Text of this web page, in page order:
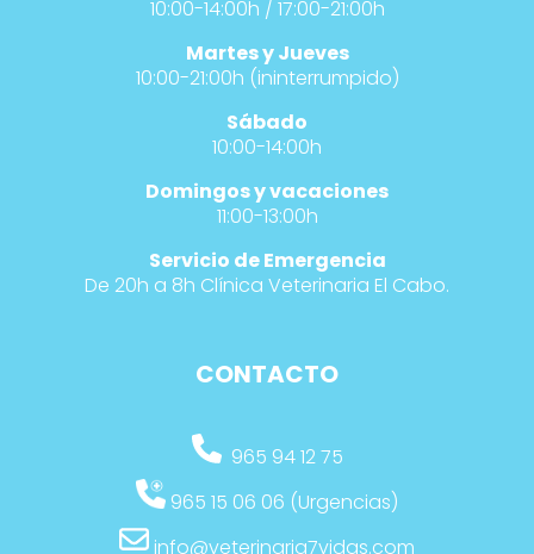
10:00-14:00h / 17:00-21:00h
Martes y Jueves
10:00-21:00h (ininterrumpido)
Sábado
10:00-14:00h
Domingos y vacaciones
11:00-13:00h
Servicio de Emergencia
De 20h a 8h Clínica Veterinaria El Cabo.
CONTACTO
965 94 12 75
965 15 06 06 (Urgencias)
info@veterinaria7vidas.com